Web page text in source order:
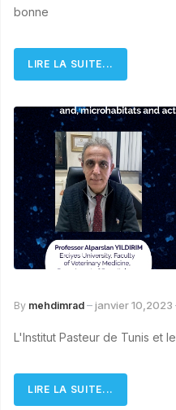
bonne
LIRE LA SUITE...
By mehdimrad janvier 10,2023
L'Institut Pasteur de Tunis et
LIRE LA SUITE...